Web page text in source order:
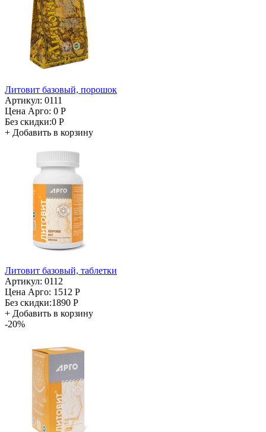
Литовит базовый, порошок
Артикул: 0111
Цена Арго: 0 Р
Без скидки:0 Р
+ Добавить в корзину
Литовит базовый, таблетки
Артикул: 0112
Цена Арго: 1512 Р
Без скидки:1890 Р
+ Добавить в корзину
-20%